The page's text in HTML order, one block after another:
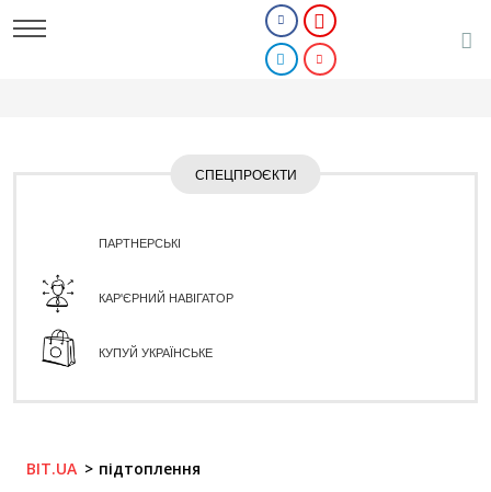
СПЕЦПРОЄКТИ
ПАРТНЕРСЬКІ
КАР'ЄРНИЙ НАВІГАТОР
КУПУЙ УКРАЇНСЬКЕ
BIT.UA підтоплення